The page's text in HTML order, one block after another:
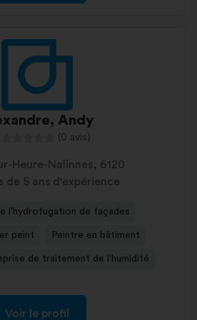
Andy
(0 avis)
Heure-Nalinnes, 6120
de 5 ans d'expérience
l'hydrofugation de façades
peint Peintre en bâtiment
de traitement de l'humidité
Voir le profil